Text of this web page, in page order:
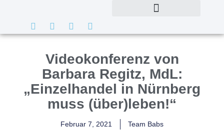
Videokonferenz von
Barbara Regitz, MdL:
„Einzelhandel in Nürnberg
muss (über)leben!“
Februar 7, 2021 Team Babs